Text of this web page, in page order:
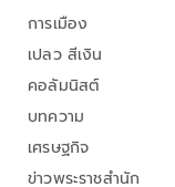
การเมือง
เปลว สีเงิน
คอลัมนิสต์
บทความ
เศรษฐกิจ
ข่าวพระราชสำนัก